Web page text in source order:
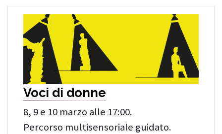
Voci di donne
8, 9 e 10 marzo alle 17:00.
Percorso multisensoriale guidato.